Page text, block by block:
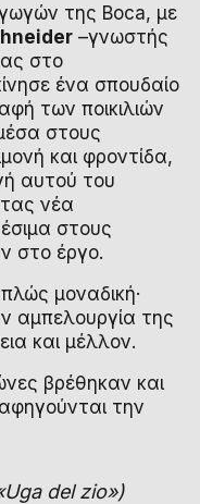
της Boca, με
–γνωστής
στο
ένα σπουδαίο
των ποικιλιών
στους
και φροντίδα,
αυτού του
νέα
στους
στο έργο.
μοναδική·
αμπελουργία της
και μέλλον.
βρέθηκαν και
την
del zio»)